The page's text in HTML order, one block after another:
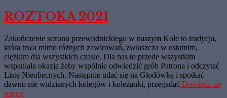
ROZTOKA 2021
Zakończenie sezonu przewodnickiego w naszym Kole to tradycja,
która trwa mimo różnych zawirowań, zwłaszcza w ostatnim,
ciężkim dla wszystkich czasie. Dla nas to przede wszystkim
wspaniała okazja żeby wspólnie odwiedzić grób Patrona i odczytać
Listę Nieobecnych. Następnie udać się na Głodówkę i spotkać
dawno nie widzianych kolegów i koleżanki, przegadać Dowiedz się
więcej